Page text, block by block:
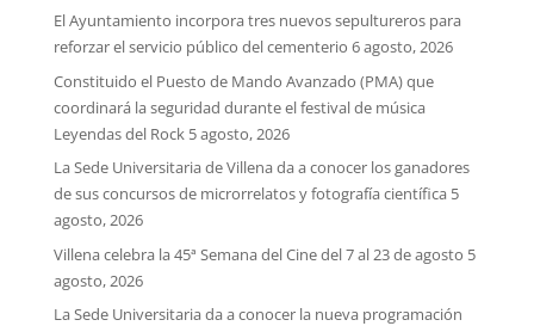
El Ayuntamiento incorpora tres nuevos sepultureros para
reforzar el servicio público del cementerio 6 agosto, 2026
Constituido el Puesto de Mando Avanzado (PMA) que
coordinará la seguridad durante el festival de música
Leyendas del Rock 5 agosto, 2026
La Sede Universitaria de Villena da a conocer los ganadores
de sus concursos de microrrelatos y fotografía científica 5
agosto, 2026
Villena celebra la 45ª Semana del Cine del 7 al 23 de agosto 5
agosto, 2026
La Sede Universitaria da a conocer la nueva programación